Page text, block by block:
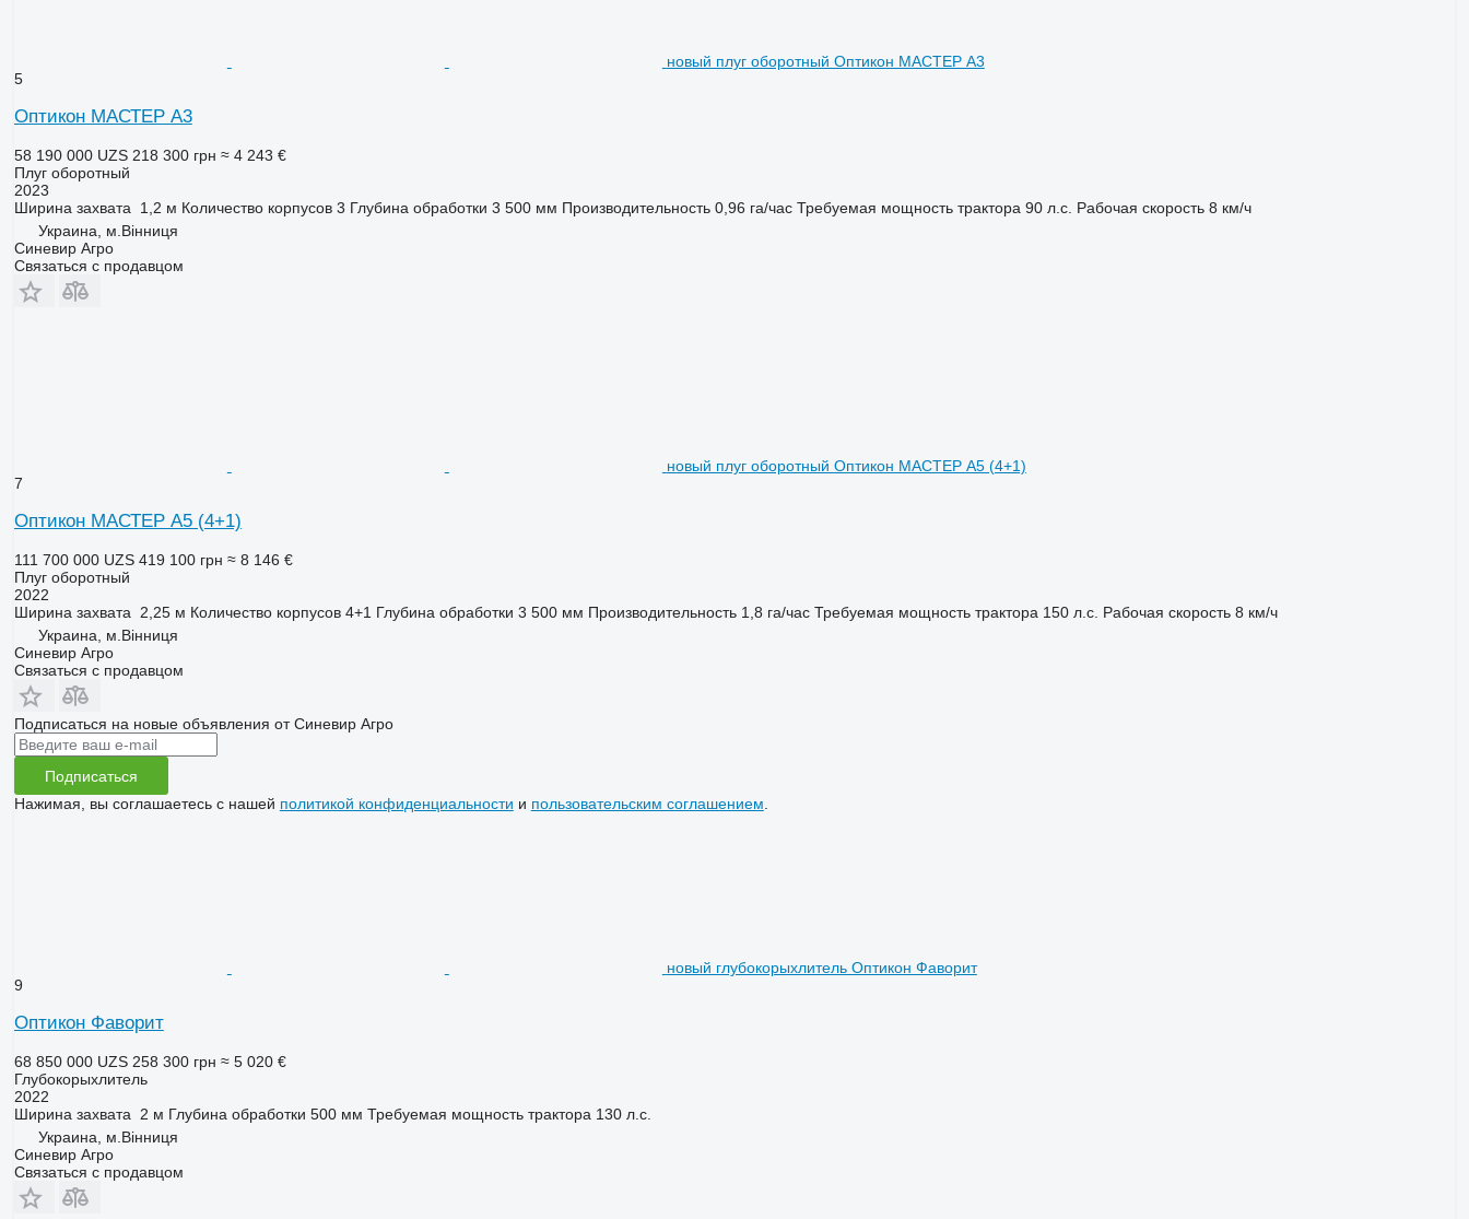
новый плуг оборотный Оптикон МАСТЕР А3
5
Оптикон МАСТЕР А3
58 190 000 UZS 218 300 грн ≈ 4 243 €
Плуг оборотный
2023
Ширина захвата
1,2 м Количество корпусов 3 Глубина обработки 3 500 мм Производительность 0,96 га/час Требуемая мощность трактора 90 л.с. Рабочая скорость 8 км/ч
Украина, м.Вінниця
Синевир Агро
Связаться с продавцом
новый плуг оборотный Оптикон МАСТЕР А5 (4+1)
7
Оптикон МАСТЕР А5 (4+1)
111 700 000 UZS 419 100 грн ≈ 8 146 €
Плуг оборотный
2022
Ширина захвата
2,25 м Количество корпусов 4+1 Глубина обработки 3 500 мм Производительность 1,8 га/час Требуемая мощность трактора 150 л.с. Рабочая скорость 8 км/ч
Украина, м.Вінниця
Синевир Агро
Связаться с продавцом
Подписаться на новые объявления от Синевир Агро
Подписаться
Нажимая, вы соглашаетесь с нашей политикой конфиденциальности и пользовательским соглашением
новый глубокорыхлитель Оптикон Фаворит
9
Оптикон Фаворит
68 850 000 UZS 258 300 грн ≈ 5 020 €
Глубокорыхлитель
2022
Ширина захвата
2 м Глубина обработки 500 мм Требуемая мощность трактора 130 л.с.
Украина, м.Вінниця
Синевир Агро
Связаться с продавцом